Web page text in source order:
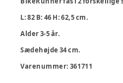
L: 82 B: 46 H: 62,5 cm.
Alder 3-5 år.
Sædehøjde 34 cm.
Varenummer: 361711